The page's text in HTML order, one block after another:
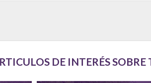
DE INTERÉS